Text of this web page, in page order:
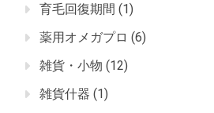
育毛回復期間 (1)
薬用オメガプロ (6)
雑貨・小物 (12)
雑貨什器 (1)